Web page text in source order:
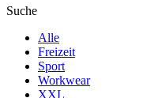
Suche
Alle
Freizeit
Sport
Workwear
XXL